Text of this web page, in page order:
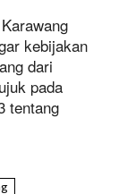
kebijakan
dari
pada
tentang